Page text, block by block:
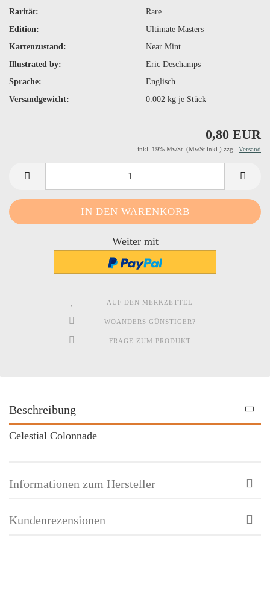
Rarität:
Rare
Edition:
Ultimate Masters
Kartenzustand:
Near Mint
Illustrated by:
Eric Deschamps
Sprache:
Englisch
Versandgewicht:
0.002kg je Stück
0,80 EUR
inkl. 19% MwSt. (MwSt inkl.) zzgl. Versand
Weiter mit
AUF DEN MERKZETTEL
WOANDERS GÜNSTIGER?
FRAGE ZUM PRODUKT
Beschreibung
Celestial Colonnade
Informationen zum Hersteller
Kundenrezensionen